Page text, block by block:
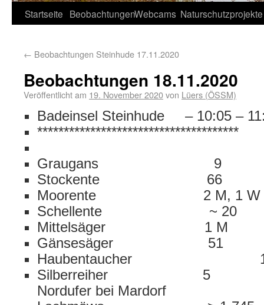
Startseite BeobachtungenWebcams Naturschutzprojekte
← Beobachtungen Steinhude 17.11.2020
Beobachtungen 18.11.2020
Veröffentlicht am 19. November 2020von Lüers (ÖSSM)
Badeinsel Steinhude – 10:05 –
**************************************
Graugans 9
Stockente 66
Moorente 2 M, 1 W
Schellente ~ 20
Mittelsäger 1 M
Gänsesäger 51
Haubentaucher
Silberreiher 5 und >
Nordufer bei Mardorf